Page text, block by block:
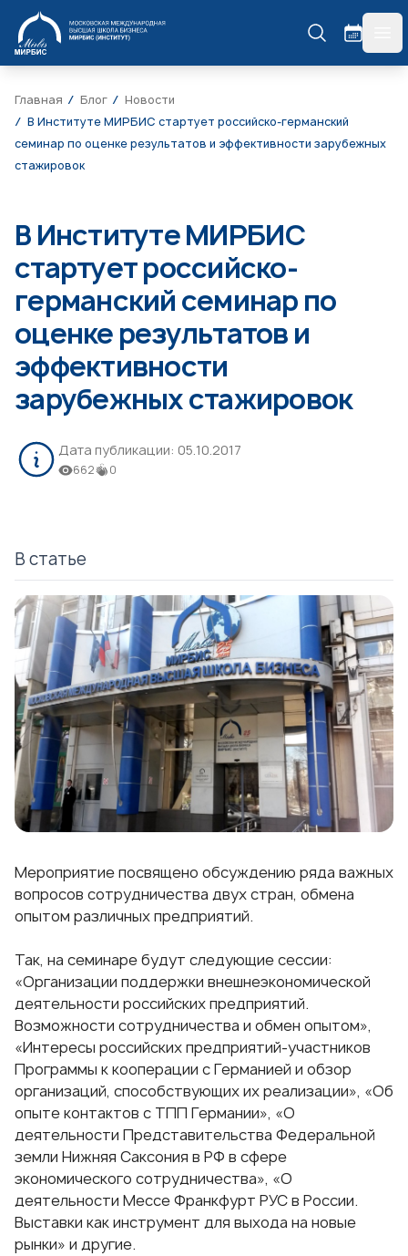
МИРБИС
Главная Блог
Новости
В Институте МИРБИС стартует российско-германский
семинар по оценке результатов и эффективности зарубежных
стажировок
В Институте МИРБИС
стартует российско-
германский семинар по
оценке результатов и
эффективности
зарубежных стажировок
Дата публикации: 05.10.2017
662 0
В статье
Мероприятиепосвящено обсуждению ряда важных
вопросов сотрудничества двух стран, обмена
опытом различных предприятий.
Так, на семинаре будут следующие сессии:
«Организации поддержки внешнеэкономической
деятельности российских предприятий.
Возможности сотрудничества и обмен опытом»,
«Интересы российских предприятий-участников
Программы к кооперации с Германией и обзор
организаций, способствующих их реализации», «Об
опыте контактов с ТПП Германии», «О
деятельности Представительства Федеральной
земли Нижняя Саксония в РФ в сфере
экономического сотрудничества», «О
деятельности Мессе Франкфурт РУС в России.
Выставки как инструмент для выхода на новые
рынки» и другие.